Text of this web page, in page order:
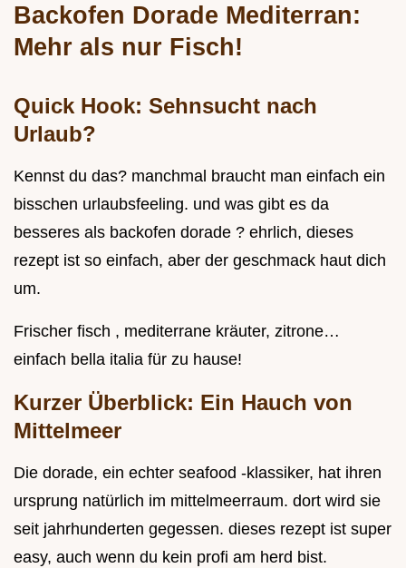
Backofen Dorade Mediterran:
Mehr als nur Fisch!
Quick Hook: Sehnsucht nach
Urlaub?
Kennst du das? manchmal braucht man einfach ein
bisschen urlaubsfeeling. und was gibt es da
besseres als backofen dorade ? ehrlich, dieses
rezept ist so einfach, aber der geschmack haut dich
um.
Frischer fisch , mediterrane kräuter, zitrone…
einfach bella italia für zu hause!
Kurzer Überblick: Ein Hauch von
Mittelmeer
Die dorade, ein echter seafood -klassiker, hat ihren
ursprung natürlich im mittelmeerraum. dort wird sie
seit jahrhunderten gegessen. dieses rezept ist super
easy, auch wenn du kein profi am herd bist.